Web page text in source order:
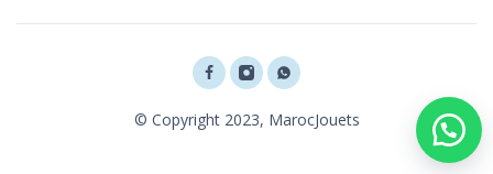
© Copyright 2023, MarocJouets